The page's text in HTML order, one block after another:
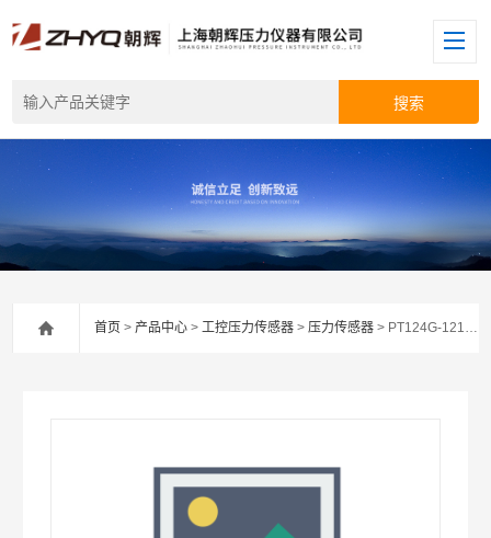
首页 >产品中心 >工控压力传感器 >压力传感器 > PT124G-121/121T压力传感器价格